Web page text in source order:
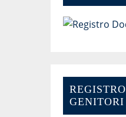
REGISTRO
GENITORI